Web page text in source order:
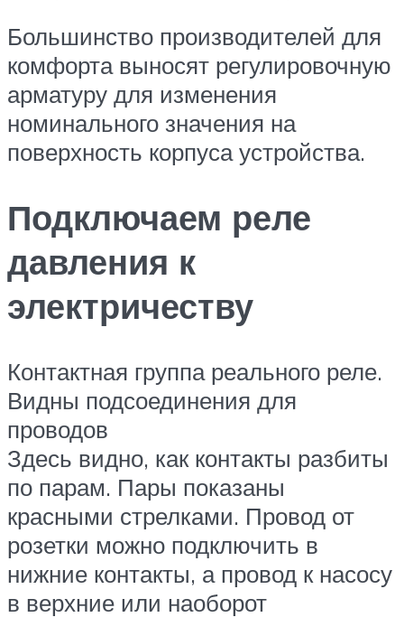
Большинство производителей для
комфорта выносят регулировочную
арматуру для изменения
номинального значения на
поверхность корпуса устройства.
Подключаем реле
давления к
электричеству
Контактная группа реального реле.
Видны подсоединения для
проводов
Здесь видно, как контакты разбиты
по парам. Пары показаны
красными стрелками. Провод от
розетки можно подключить в
нижние контакты, а провод к насосу
в верхние или наоборот